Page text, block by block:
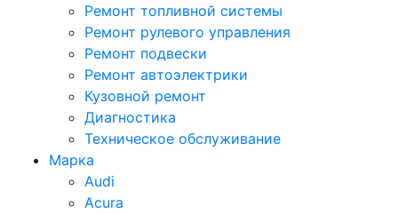
Ремонт топливной системы
Ремонт рулевого управления
Ремонт подвески
Ремонт автоэлектрики
Кузовной ремонт
Диагностика
Техническое обслуживание
Марка
Audi
Acura